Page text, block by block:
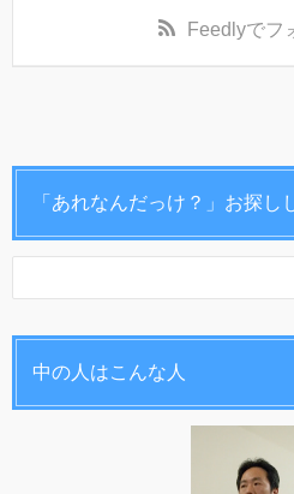
Feedlyでフ
「あれなんだっけ？」お探し
中の人はこんな人